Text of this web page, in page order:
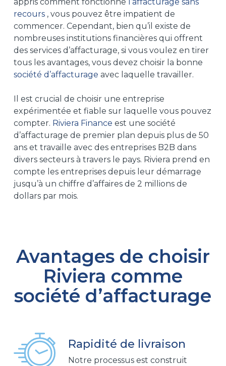
recours, vous pouvez être impatient de
commencer. Cependant, bien qu’il existe de
nombreuses institutions financières qui offrent
des services d’affacturage, si vous voulez en tirer
tous les avantages, vous devez choisir la bonne
société d’affacturage avec laquelle travailler.
Il est crucial de choisir une entreprise
expérimentée et fiable sur laquelle vous pouvez
compter. Riviera Finance est une société
d’affacturage de premier plan depuis plus de 50
ans et travaille avec des entreprises B2B dans
divers secteurs à travers le pays. Riviera prend en
compte les entreprises depuis leur démarrage
jusqu’à un chiffre d’affaires de 2 millions de
dollars par mois.
Avantages de choisir
Riviera comme
société d’affacturage
Rapidité de livraison
Notre processus est construit